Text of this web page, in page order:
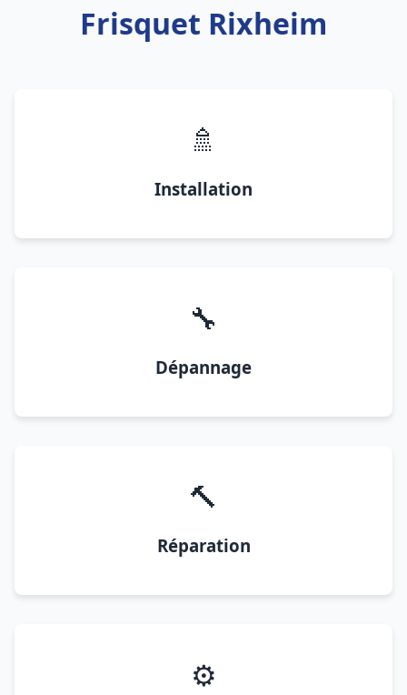
Frisquet Rixheim
🚿
Installation
🔧
Dépannage
🔨
Réparation
⚙️